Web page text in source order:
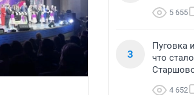
5 655
3
Пуговка
что
4 652